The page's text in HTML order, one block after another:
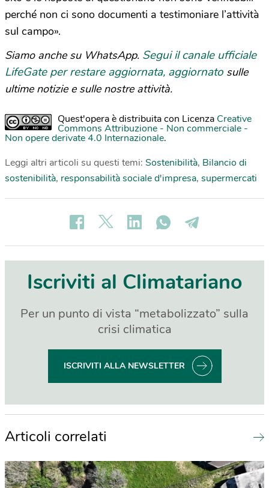
perché non ci sono documenti a testimoniare l’attività
sul campo».
Siamo anche su WhatsApp. Segui il canale ufficiale
LifeGate per restare aggiornata, aggiornato sulle
ultime notizie e sulle nostre attività.
Quest'opera è distribuita con Licenza Creative
Commons Attribuzione - Non commerciale -
Non opere derivate 4.0 Internazionale.
Leggi altri articoli su questi temi: Sostenibilità, Bilancio di
sostenibilità, responsabilità sociale d'impresa, supermercati
Iscriviti al Climatariano
Per un punto di vista “metabolizzato” sulla
crisi climatica
ISCRIVITI ALLA NEWSLETTER
Articoli correlati